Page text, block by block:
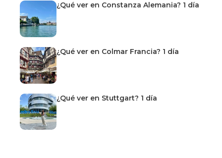
¿Qué ver en Constanza Alemania? 1 día
¿Qué ver en Colmar Francia? 1 día
¿Qué ver en Stuttgart? 1 día